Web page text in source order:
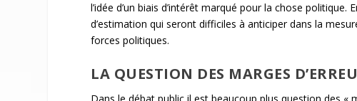
l’idée d’un biais d’intérêt marqué pour la chose
d’estimation qui seront difficiles à anticiper dans la
forces politiques.
LA QUESTION DES MARGES
Dans le débat public il est beaucoup plus question des «